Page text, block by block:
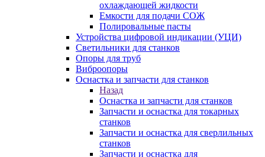
охлаждающей жидкости
Емкости для подачи СОЖ
Полировальные пасты
Устройства цифровой индикации (УЦИ)
Светильники для станков
Опоры для труб
Виброопоры
Оснастка и запчасти для станков
Назад
Оснастка и запчасти для станков
Запчасти и оснастка для токарных
станков
Запчасти и оснастка для сверлильных
станков
Запчасти и оснастка для